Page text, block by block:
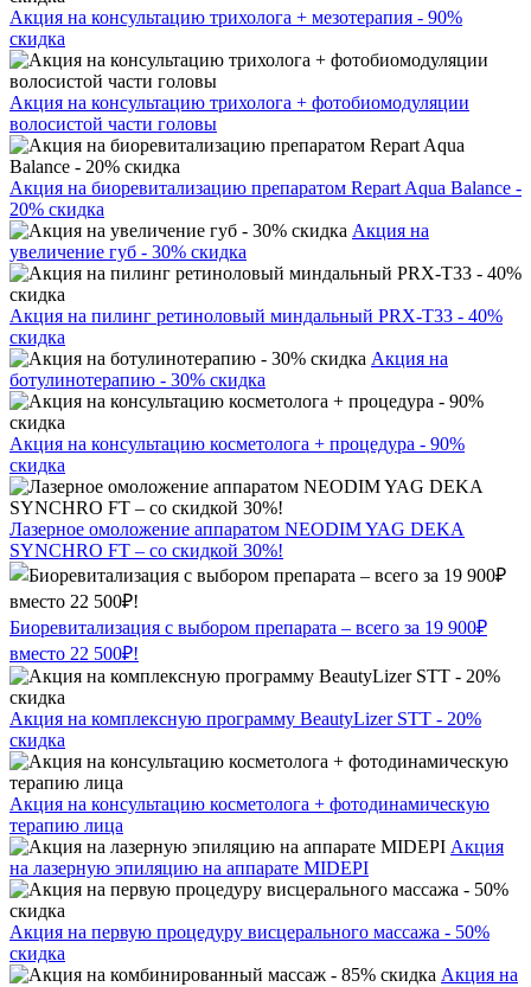
Акция на консультацию трихолога + мезотерапия - 90%
скидка
Акция на консультацию трихолога + фотобиомодуляции
волосистой части головы
Акция на биоревитализацию препаратом Repart Aqua Balance -
20% скидка
Акция на
увеличение губ - 30% скидка
Акция на пилинг ретиноловый миндальный PRX-T33 - 40%
скидка
Акция на
ботулинотерапию - 30% скидка
Акция на консультацию косметолога + процедура - 90%
скидка
Лазерное омоложение аппаратом NEODIM YAG DEKA
SYNCHRO FT – со скидкой 30%!
Биоревитализация с выбором препарата – всего за 19 900₽
вместо 22 500₽!
Акция на комплексную программу BeautyLizer STT - 20%
скидка
Акция на консультацию косметолога + фотодинамическую
терапию лица
Акция
на лазерную эпиляцию на аппарате MIDEPI
Акция на первую процедуру висцерального массажа - 50%
скидка
Акция на